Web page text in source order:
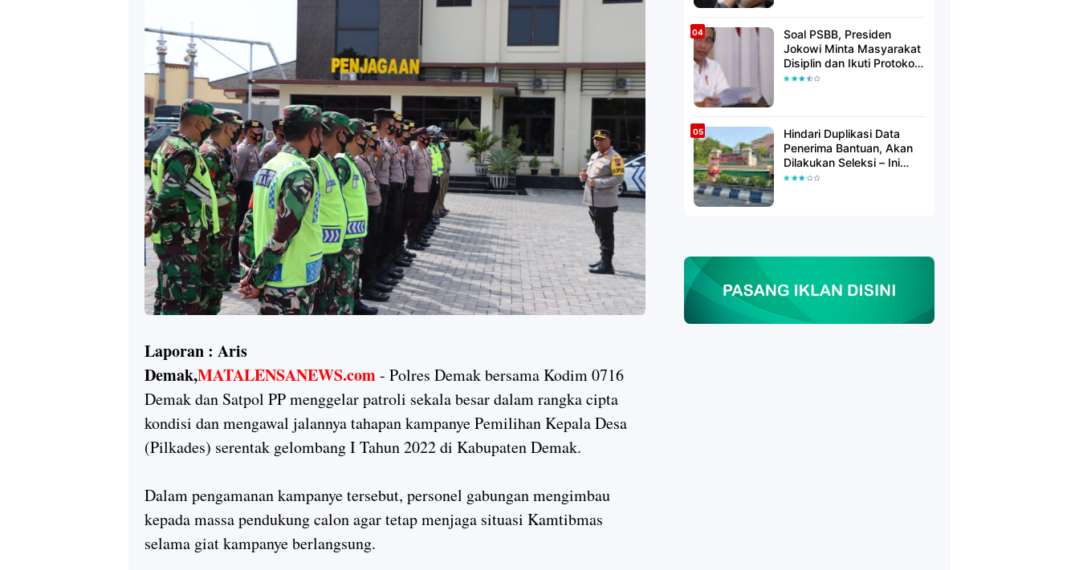
Laporan : Aris
Demak,MATALENSANEWS.com- Polres Demak bersama Kodim 0716
Demak dan Satpol PP menggelar patroli sekala besar dalam rangka cipta
kondisi dan mengawal jalannya tahapan kampanye Pemilihan Kepala Desa
(Pilkades) serentak gelombang I Tahun 2022 di Kabupaten Demak.
Dalam pengamanan kampanye tersebut, personel gabungan mengimbau
kepada massa pendukung calon agar tetap menjaga situasi Kamtibmas
selama giat kampanye berlangsung.
Soal PSBB, Presiden
Jokowi Minta Masyarakat
Disiplin dan Ikuti Protokol
Kesehatan
Hindari Duplikasi Data
Penerima Bantuan, Akan
Dilakukan Seleksi – Ini
Penjelasanya